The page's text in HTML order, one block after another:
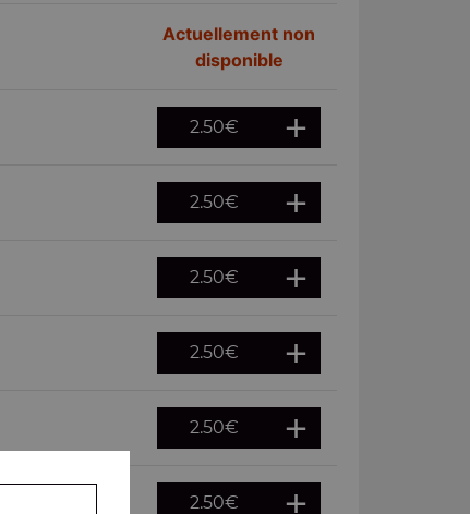
Actuellement non
disponible
2.50€
2.50€
2.50€
2.50€
2.50€
2.50€